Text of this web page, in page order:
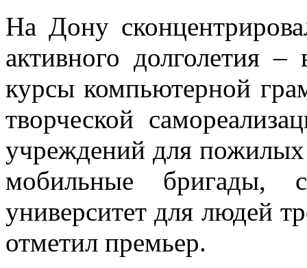
На Дону
активного долголетия
курсы компьютерной
творческой
учреждений для
мобильные бригады,
университет для людей
отметил премьер.